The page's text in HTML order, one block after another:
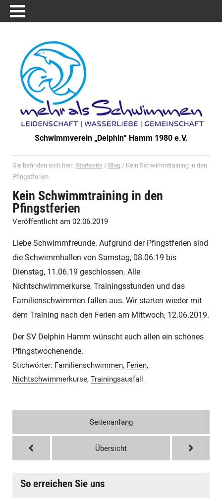
Schwimmverein „Delphin“ Hamm 1980 e.V.
Sie befinden sich hier: Startseite / Blog / Kein Schwimmtraining in den
Pfingstferien
Kein Schwimmtraining in den
Pfingstferien
Veröffentlicht am 02.06.2019
Liebe Schwimmfreunde. Aufgrund der Pfingstferien sind
die Schwimmhallen von Samstag, 08.06.19 bis
Dienstag, 11.06.19 geschlossen. Alle
Nichtschwimmerkurse, Trainingsstunden und das
Familienschwimmen fallen aus. Wir starten wieder mit
dem Training nach den Ferien am Mittwoch, 12.06.2019.
Der SV Delphin Hamm wünscht euch allen ein schönes
Pfingstwochenende.
Stichwörter: Familienschwimmen, Ferien,
Nichtschwimmerkurse, Trainingsausfall
Seitenanfang
Übersicht
So erreichen Sie uns